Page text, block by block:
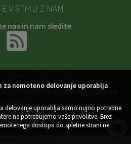
V STIKU Z NAMI
nas in nam sledite
podpreti naša prizadevanja za
za nemoteno delovanje uporablja
delovanje uporablja samo nujno potrebne
ne potrebujemo vaše privolitve. Brez
dostopa do spletne strani ne